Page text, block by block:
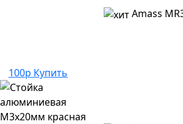
Amass
100р Купить